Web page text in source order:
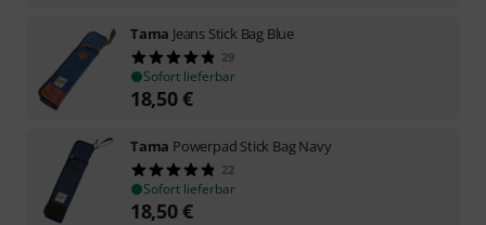
Tama Jeans Stick Bag Blue
29
Sofort lieferbar
18,50€
Tama Powerpad Stick Bag Navy
22
Sofort lieferbar
18,50€